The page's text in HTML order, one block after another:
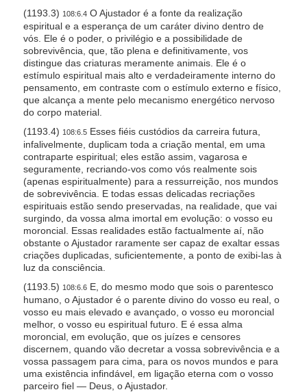
(1193.3) 108:6.4O Ajustador é a fonte da realização
espiritual e a esperança de um caráter divino dentro de
vós. Ele é o poder, o privilégio e a possibilidade de
sobrevivência, que, tão plena e definitivamente, vos
distingue das criaturas meramente animais. Ele é o
estímulo espiritual mais alto e verdadeiramente interno do
pensamento, em contraste com o estímulo externo e físico,
que alcança a mente pelo mecanismo energético nervoso
do corpo material.
(1193.4) 108:6.5Esses fiéis custódios da carreira futura,
infalivelmente, duplicam toda a criação mental, em uma
contraparte espiritual; eles estão assim, vagarosa e
seguramente, recriando-vos como vós realmente sois
(apenas espiritualmente) para a ressurreição, nos mundos
de sobrevivência. E todas essas delicadas recriações
espirituais estão sendo preservadas, na realidade, que vai
surgindo, da vossa alma imortal em evolução: o vosso eu
moroncial. Essas realidades estão factualmente aí, não
obstante o Ajustador raramente ser capaz de exaltar essas
criações duplicadas, suficientemente, a ponto de exibi-las à
luz da consciência.
(1193.5) 108:6.6E, do mesmo modo que sois o parentesco
humano, o Ajustador é o parente divino do vosso eu real, o
vosso eu mais elevado e avançado, o vosso eu moroncial
melhor, o vosso eu espiritual futuro. E é essa alma
moroncial, em evolução, que os juízes e censores
discernem, quando vão decretar a vossa sobrevivência e a
vossa passagem para cima, para os novos mundos e para
uma existência infindável, em ligação eterna com o vosso
parceiro fiel — Deus, o Ajustador.